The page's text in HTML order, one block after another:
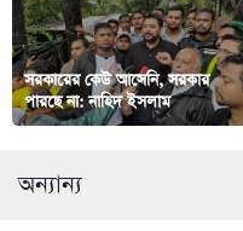
সরকারের কেউ আসেনি, সরকার
পারছে না: নাহিদ ইসলাম
অন্যান্য